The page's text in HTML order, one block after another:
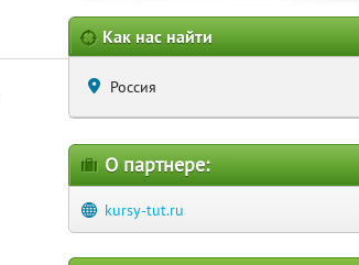
Как нас найти
Россия
О партнере:
kursy-tut.ru